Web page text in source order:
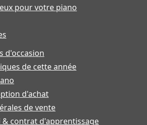
pour votre piano
d'occasion
de cette année
d'achat
de vente
contrat d'apprentissage